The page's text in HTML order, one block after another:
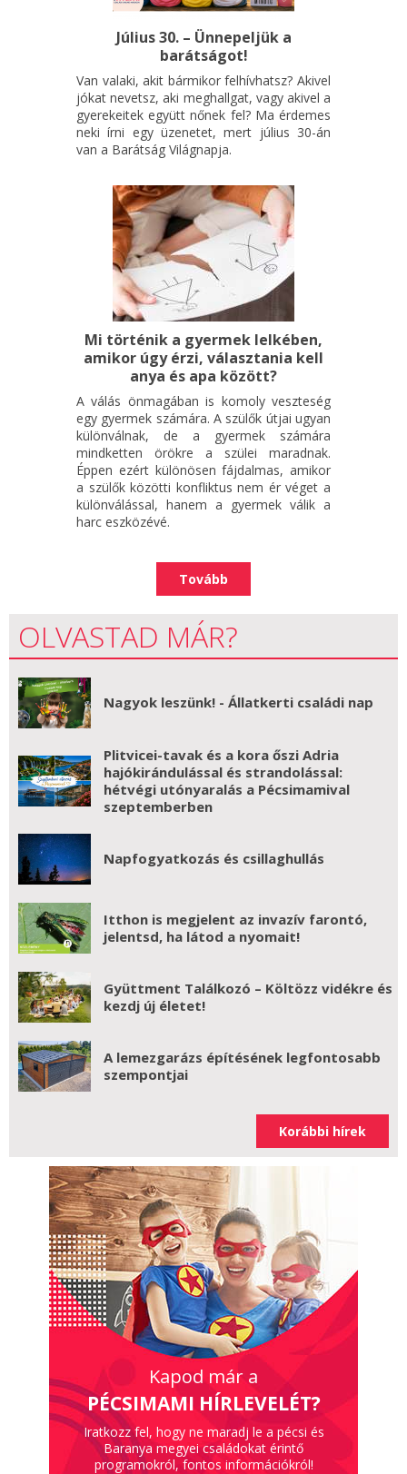
Július 30. – Ünnepeljük a
barátságot!
Van valaki, akit bármikor felhívhatsz? Akivel
jókat nevetsz, aki meghallgat, vagy akivel a
gyerekeitek együtt nőnek fel? Ma érdemes
neki írni egy üzenetet, mert július 30-án
van a Barátság Világnapja.
Mi történik a gyermek lelkében,
amikor úgy érzi, választania kell
anya és apa között?
A válás önmagában is komoly veszteség
egy gyermek számára. A szülők útjai ugyan
különválnak, de a gyermek számára
mindketten örökre a szülei maradnak.
Éppen ezért különösen fájdalmas, amikor
a szülők közötti konfliktus nem ér véget a
különválással, hanem a gyermek válik a
harc eszközévé.
Tovább
OLVASTAD MÁR?
Nagyok leszünk! - Állatkerti családi nap
Plitvicei-tavak és a kora őszi Adria
hajókirándulással és strandolással:
hétvégi utónyaralás a Pécsimamival
szeptemberben
Napfogyatkozás és csillaghullás
Itthon is megjelent az invazív farontó,
jelentsd, ha látod a nyomait!
Gyüttment Találkozó – Költözz vidékre és
kezdj új életet!
A lemezgarázs építésének legfontosabb
szempontjai
Korábbi hírek
Kapod már a
PÉCSIMAMI HÍRLEVELÉT?
Iratkozz fel, hogy ne maradj le a pécsi és
Baranya megyei családokat érintő
programokról, fontos információkról!